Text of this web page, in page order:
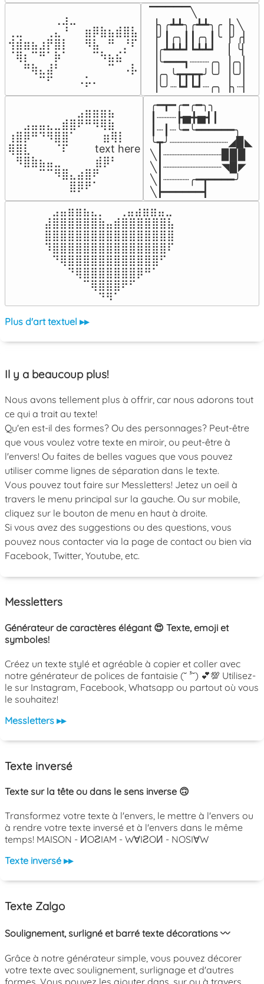
⠀⠀⠀⠀⠀⠀⢀⣰⣀⠀⠀⠀⠀⠀⠀⠀⠀
⢀⣀⠀⠀⠀⢀⣄⠘⠀⠀⣶⡿⣷⣦⣾⣿⣧
⢺⣾⣶⣦⣰⡟⣿⡇⠀⠀⠻⣧⠀⠛⠀⡘⠏
⠈⢿⡆⠉⠛⠁⡷⠁⠀⠀⠀⠉⠳⣦⣮⠁⠀
⠀⠀⠛⢷⣄⣼⠃⠀⠀⠀⠀⠀⠀⠉⠀⠠⡧
⠀⠀⠀⠀⠉⠋⠀⠀⠀⠠⡥⠄⠀⠀⠀⠀⠀
▔▔▔▔▔╲
▕╮╭┻┻╮╭┻┻╮╭▕╮╲
▕╯┃╭╮┃┃╭╮┃╰▕╯╭▏
▕╭┻┻┻┛┗┻┻┛  ▕  ╰▏
▕╰━━━┓┈┈┈╭╮▕╭╮▏
▕╭╮╰┳┳┳┳╯╰╯▕╰╯▏
▕╰╯┈┗┛┗┛┈╭╮▕╮┈▏
⠀⠀⠀⠀⠀⠀⠀⠀⠀⣠⣶⣶⣶⣦⠀⠀
⠀⠀⣠⣤⣤⣄⣀⣾⣿⠟⠛⠻⢿⣷⠀
⢰⣿⡿⠛⠙⠻⣿⣿⠁⠀⠀ ⠀⣶⢿⡇
⢿⣿⣇⠀⠀⠀⠈⠏⠀⠀⠀ text here
⠀⠻⣿⣷⣦⣤⣀⠀⠀⠀ ⠀⣾⡿⠃⠀
⠀⠀⠀⠀⠉⠉⠻⣿⣄⣴⣿⠟⠀⠀⠀
⠀⠀⠀⠀⠀⠀⠀⠀⣿⡿⠟⠁⠀⠀⠀
╭━┳━╭━╭━╮╮
┃┈┈┈┣▅╋▅┫┃
┃┈┃┈╰━╰━━━━━━╮
╰┳╯┈┈┈┈┈┈┈┈┈◢▉◣
╲┃┈┈┈┈┈┈┈┈┈▉▉▉
╲┃┈┈┈┈┈┈┈┈┈◥▉◤
╲┃┈┈┈┈╭━┳━━━━╯
╲┣━━━━━━┫﻿
⠀⣠⣤⣶⣶⣦⣄⡀  ⠀⢀⣤⣴⣶⣶⣤⣀⠀
⣼⣿⣿⣿⣿⣿⣿⣷⣤⣾⣿⣿⣿⣿⣿⣿⣧
⣿⣿⣿⣿⣿⣿⣿⣿⣿⣿⣿⣿⣿⣿⣿⣿⣿
⠹⣿⣿⣿⣿⣿⣿⣿⣿⣿⣿⣿⣿⣿⣿⣿⠏
⠀⠙⢿⣿⣿⣿⣿⣿⣿⣿⣿⣿⣿⣿⣿⠋⠀
⠀⠀⠀⠙⢿⣿⣿⣿⣿⣿⣿⣿⡿⠛⠁⠀⠀
⠀⠀⠀⠀⠀⠉⢿⣿⣿⣿⠟⠋⠀⠀⠀⠀⠀
⠀⠀⠀⠀⠀⠀⠀⠙⠻⠁⠀⠀⠀⠀⠀⠀⠀⠀⠀⠀⠀⠀⠀
Plus d'art textuel ▸▸
Il y a beaucoup plus!
Nous avons tellement plus à offrir, car nous adorons tout
ce qui a trait au texte!
Qu'en est-il des formes? Ou des personnages? Peut-être
que vous voulez votre texte en miroir, ou peut-être à
l'envers! Ou faites de belles vagues que vous pouvez
utiliser comme lignes de séparation dans le texte.
Vous pouvez tout faire sur Messletters! Jetez un oeil à
travers le menu principal sur la gauche. Ou sur mobile,
cliquez sur le bouton de menu en haut à droite.
Si vous avez des suggestions ou des questions, vous
pouvez nous contacter via la page de contact ou bien via
Facebook, Twitter, Youtube, etc.
Messletters
Générateur de caractères élégant 😍 Texte, emoji et
symboles!
Créez un texte stylé et agréable à copier et coller avec
notre générateur de polices de fantaisie (˘ ³˘) 💕💯 Utilisez-
le sur Instagram, Facebook, Whatsapp ou partout où vous
le souhaitez!
Messletters ▸▸
Texte inversé
Texte sur la tête ou dans le sens inverse 🙃
Transformez votre texte à l'envers, le mettre à l'envers ou
à rendre votre texte inversé et à l'envers dans le même
temps! MAISON - ИOƧIAM - W∀IƧOИ - NOSI∀W
Texte inversé ▸▸
Texte Zalgo
Soulignement, surligné et barré texte décorations 〰️
Grâce à notre générateur simple, vous pouvez décorer
votre texte avec soulignement, surlignage et d'autres